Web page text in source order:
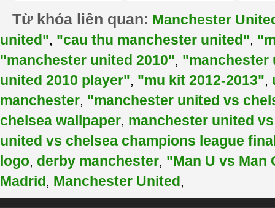
Từ khóa liên quan: Manchester
united", "cau thu manchester united",
"manchester united 2010", "manchester
united 2010 player", "mu kit 2012-2013",
manchester, "manchester united vs
chelsea wallpaper, manchester united
united vs chelsea champions league
logo, derby manchester, "Man U vs Man
Madrid, Manchester United,